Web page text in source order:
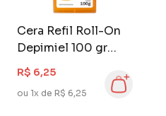
Cera Refil Roll-On
Depimiel 100 gr
Clássica
R$ 6,25
ou 1x de R$ 6,25